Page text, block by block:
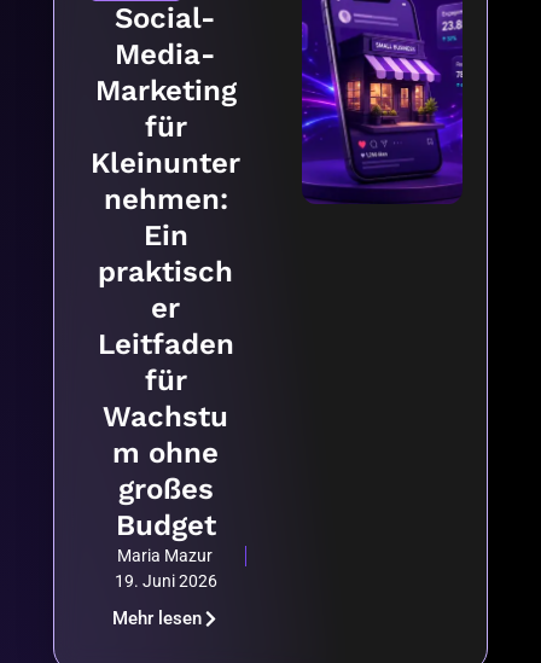
Social-
Media-
Marketing
für
Kleinunter
nehmen:
Ein
praktisch
er
Leitfaden
für
Wachstu
m ohne
großes
Budget
Maria Mazur
19. Juni 2026
Mehr lesen